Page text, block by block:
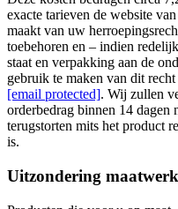
exacte tarieven de website
maakt van uw
toebehoren en – indien
staat en verpakking aan de
gebruik te maken van dit
[email protected]. Wij zullen
orderbedrag binnen 14 dagen
terugstorten mits het product
is.
Uitzondering maatwerk